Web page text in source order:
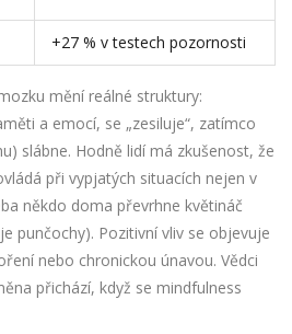
+27 % v testech pozornosti
mění reálné struktury:
a emocí, se „zesiluje“, zatímco
slábne. Hodně lidí má zkušenost, že
při vypjatých situacích nejen v
někdo doma převrhne květináč
punčochy). Pozitivní vliv se objevuje
nebo chronickou únavou. Vědci
přichází, když se mindfulness